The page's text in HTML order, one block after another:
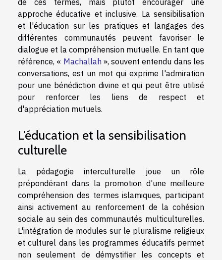
de ces termes, mais plutôt encourager une
approche éducative et inclusive. La sensibilisation
et l'éducation sur les pratiques et langages des
différentes communautés peuvent favoriser le
dialogue et la compréhension mutuelle. En tant que
référence, « Machallah », souvent entendu dans les
conversations, est un mot qui exprime l'admiration
pour une bénédiction divine et qui peut être utilisé
pour renforcer les liens de respect et
d'appréciation mutuels.
L'éducation et la sensibilisation
culturelle
La pédagogie interculturelle joue un rôle
prépondérant dans la promotion d'une meilleure
compréhension des termes islamiques, participant
ainsi activement au renforcement de la cohésion
sociale au sein des communautés multiculturelles.
L'intégration de modules sur le pluralisme religieux
et culturel dans les programmes éducatifs permet
non seulement de démystifier les concepts et